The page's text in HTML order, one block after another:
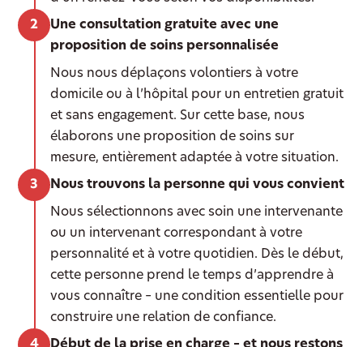
Une consultation gratuite avec une
proposition de soins personnalisée
Nous nous déplaçons volontiers à votre
domicile ou à l’hôpital pour un entretien gratuit
et sans engagement. Sur cette base, nous
élaborons une proposition de soins sur
mesure, entièrement adaptée à votre situation.
Nous trouvons la personne qui vous convient
Nous sélectionnons avec soin une intervenante
ou un intervenant correspondant à votre
personnalité et à votre quotidien. Dès le début,
cette personne prend le temps d’apprendre à
vous connaître – une condition essentielle pour
construire une relation de confiance.